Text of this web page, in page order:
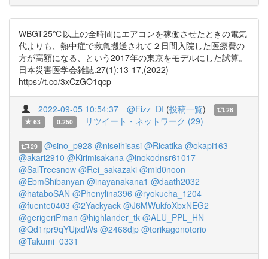
WBGT25℃以上の全時間にエアコンを稼働させたときの電気
代よりも、熱中症で救急搬送されて２日間入院した医療費の
方が高額になる、という2017年の東京をモデルにした試算。
日本災害医学会雑誌.27(1):13-17,(2022)
https://t.co/3xCzGO1qcp
2022-09-05 10:54:37 @Fizz_DI (投稿一覧)
28
63
0.250 リツイート・ネットワーク (29)
29 @sino_p928 @niseihisasi @Ricatika @okapi163
@akari2910 @Kirimisakana @inokodnsr61017
@SalTreesnow @Rei_sakazaki @mid0noon
@EbmShibanyan @inayanakana1 @daath2032
@hataboSAN @Phenylina396 @ryokucha_1204
@fuente0403 @2Yackyack @J6MWukfoXbxNEG2
@gerigeriPman @highlander_tk @ALU_PPL_HN
@Qd1rpr9qYUjxdWs @2468djp @torikagonotorio
@Takumi_0331